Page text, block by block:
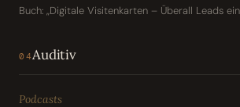
Buch: „Digitale Visitenkarten – Überall Leads
04Auditiv
Podcasts